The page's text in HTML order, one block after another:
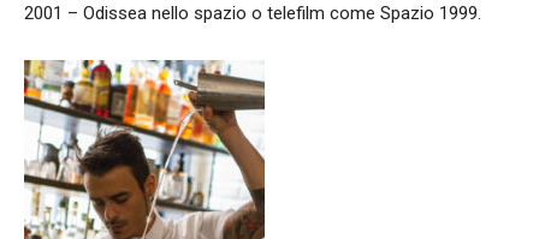
2001 – Odissea nello spazio o telefilm come Spazio 1999.